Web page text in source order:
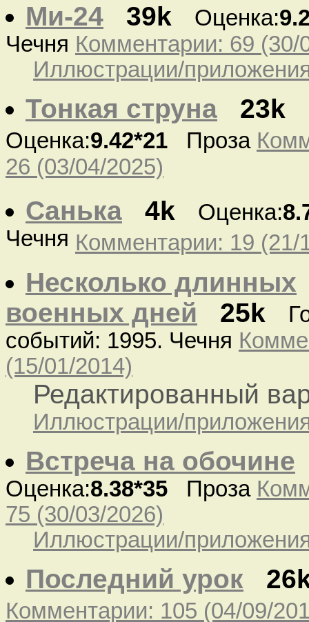
Ми-24 39k Оценка:
Чечня Комментарии: 69 (30/
Иллюстрации/
Тонкая струна 23k
Оценка:9.42*21 Проза
26 (03/04/2025)
Санька
4k Оценка:
Чечня Комментарии: 19 (21/
Несколько длинных
военных дней
25k
событий: 1995. Чечня
(15/01/2014)
Редактированный
Иллюстрации/
Встреча на обочине
Оценка:8.38*35 Проза
75 (30/03/2026)
Иллюстрации/
Последний урок
Комментарии: 105 (04/09/